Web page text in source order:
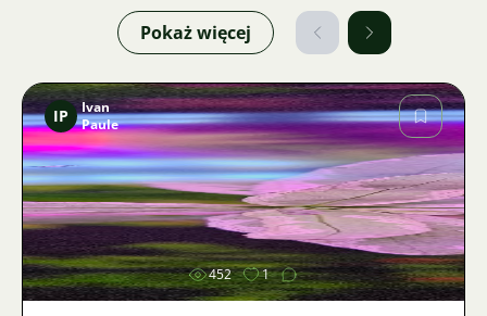
Pokaż więcej
Zdjęcie
IP
Ivan
Paule
452 1